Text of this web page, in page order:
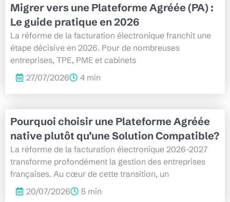
Migrer vers une Plateforme Agréée (PA) :
Le guide pratique en 2026
La réforme de la facturation électronique franchit une
étape décisive en 2026. Pour de nombreuses
entreprises, TPE, PME et cabinets
27/07/2026
4 min
Pourquoi choisir une Plateforme Agréée
native plutôt qu’une Solution Compatible?
La réforme de la facturation électronique 2026-2027
transforme profondément la gestion des entreprises
françaises. Au cœur de cette transition, un
20/07/2026
5 min